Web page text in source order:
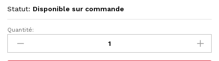
Statut: Disponible sur commande
Imprimante
Creality
Quantité: